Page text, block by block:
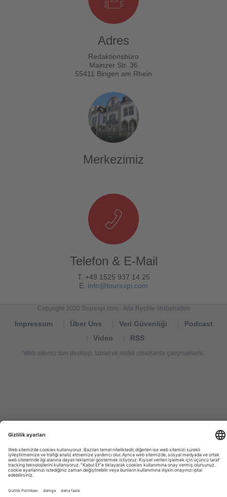
Adres
Redaktionsbüro
Mainzer Str. 36
55411 Bingen am Rhein
Merkezimiz
Telefon & E-Mail
T. +49 1525 937 14 25
E. info@tourexpi.com
Copyright 2020 Tourexpi.com - Alle Rechte Vorbehalten
Impressum Über Uns Veri Güvenliği
Podcast
Video
RSS
Web sitemiz tüm desktop, tablet ve mobil cihazlarda çalışmaktadır.
de
Tourismus
Nachrichten,
новости